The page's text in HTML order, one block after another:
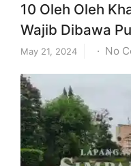
10 Oleh Oleh
Wajib Dibawa
May 21, 2024 No